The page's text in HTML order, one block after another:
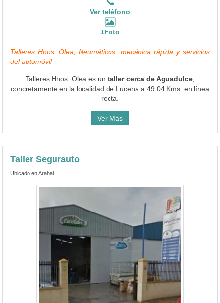
Ver teléfono
1Foto
Talleres Hnos. Olea, Neumáticos, mecánica rápida y servicios
del automóvil
Talleres Hnos. Olea es un taller cerca de Aguadulce
concretamente en la localidad de Lucena a 49.04 Kms. en línea
recta.
Ver Más
Taller Segurauto
Ubicado en Arahal